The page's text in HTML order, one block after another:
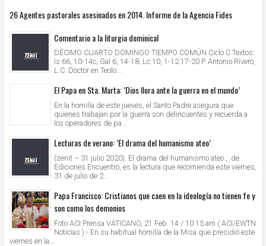
26 Agentes pastorales asesinados en 2014. Informe de la Agencia Fides
Comentario a la liturgia dominical
DÉCIMO CUARTO DOMINGO TIEMPO COMÚN Ciclo C Textos:
Is 66, 10-14c; Gal 6, 14-18; Lc 10, 1-12.17-20 P. Antonio Rivero,
L.C. Doctor en Teolo...
El Papa en Sta. Marta: ‘Dios llora ante la guerra en el mundo’
En la homilía de este jueves, el Santo Padre asegura que
quienes trabajan por la guerra son delincuentes y recuerda a
los operadores de pa...
Lecturas de verano: ‘El drama del humanismo ateo’
(zenit – 31 julio 2020). El drama del humanismo ateo , de
Ediciones Encuentro, es la lectura que recomienda este viernes,
31 de julio de 2...
Papa Francisco: Cristianos que caen en la ideología no tienen fe y
son como los demonios
Foto ACI Prensa VATICANO, 21 Feb. 14 / 10:15 am ( ACI/EWTN
Noticias ).- En su habitual homilía de la Misa que presidió este
viernes en la...